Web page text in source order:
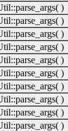
)
)
)
)
)
)
)
)
)
)